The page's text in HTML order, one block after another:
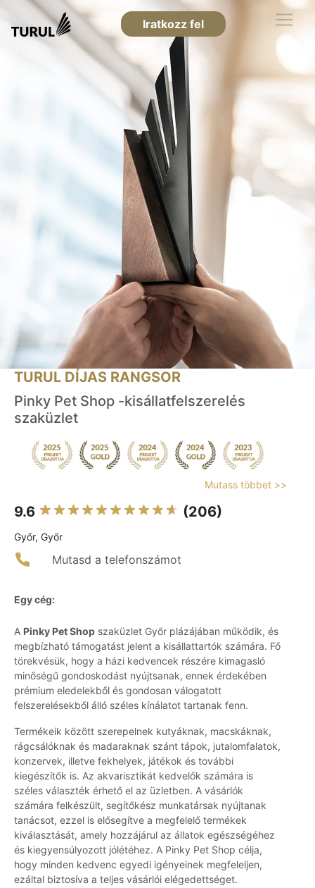
Iratkozz fel
TURUL DÍJAS RANGSOR
Pinky Pet Shop -kisállatfelszerelés
szaküzlet
Mutass többet >>
9.6 (206)
Győr, Győr
Mutasd a telefonszámot
Egy cég:
A Pinky Pet Shop szaküzlet Győr plázájában működik, és
megbízható támogatást jelent a kisállattartók számára. Fő
törekvésük, hogy a házi kedvencek részére kimagasló
minőségű gondoskodást nyújtsanak, ennek érdekében
prémium eledelekből és gondosan válogatott
felszerelésekből álló széles kínálatot tartanak fenn.
Termékeik között szerepelnek kutyáknak, macskáknak,
rágcsálóknak és madaraknak szánt tápok, jutalomfalatok,
konzervek, illetve fekhelyek, játékok és további
kiegészítők is. Az akvarisztikát kedvelők számára is
széles választék érhető el az üzletben. A vásárlók
számára felkészült, segítőkész munkatársak nyújtanak
tanácsot, ezzel is elősegítve a megfelelő termékek
kiválasztását, amely hozzájárul az állatok egészségéhez
és kiegyensúlyozott jólétéhez. A Pinky Pet Shop célja,
hogy minden kedvenc egyedi igényeinek megfeleljen,
ezáltal biztosíva a teljes vásárlói elégedettséget.